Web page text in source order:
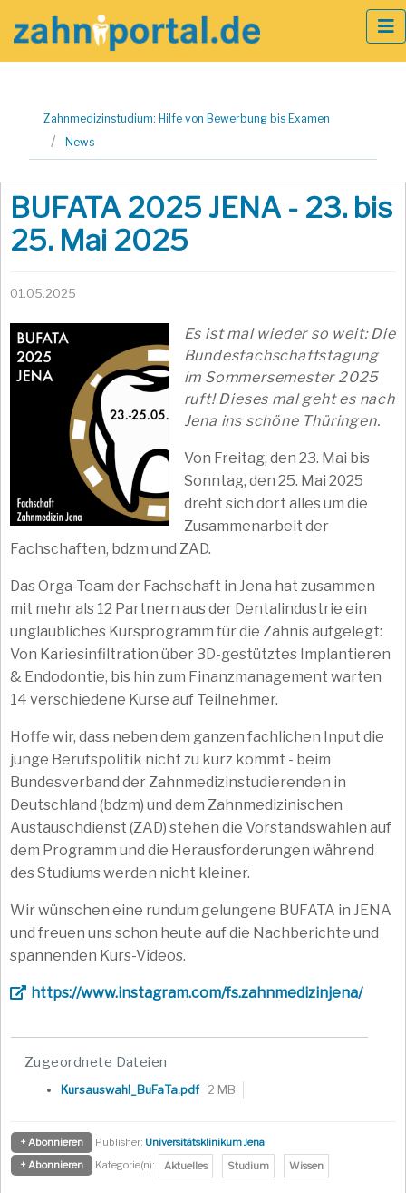
springen
Zahnmedizinstudium: Hilfe von Bewerbung bis Examen
News
BUFATA 2025 JENA - 23. bis
25. Mai 2025
01.05.2025
Es ist mal wieder so weit: Die
Bundesfachschaftstagung
im Sommersemester 2025
ruft! Dieses mal geht es nach
Jena ins schöne Thüringen.
Von Freitag, den 23. Mai bis
Sonntag, den 25. Mai 2025
dreht sich dort alles um die
Zusammenarbeit der
Fachschaften, bdzm und ZAD.
Das Orga-Team der Fachschaft in Jena hat zusammen
mit mehr als 12 Partnern aus der Dentalindustrie ein
unglaubliches Kursprogramm für die Zahnis aufgelegt:
Von Kariesinfiltration über 3D-gestütztes Implantieren
& Endodontie, bis hin zum Finanzmanagement warten
14 verschiedene Kurse auf Teilnehmer.
Hoffe wir, dass neben dem ganzen fachlichen Input die
junge Berufspolitik nicht zu kurz kommt - beim
Bundesverband der Zahnmedizinstudierenden in
Deutschland (bdzm) und dem Zahnmedizinischen
Austauschdienst (ZAD) stehen die Vorstandswahlen auf
dem Programm und die Herausforderungen während
des Studiums werden nicht kleiner.
Wir wünschen eine rundum gelungene BUFATA in JENA
und freuen uns schon heute auf die Nachberichte und
spannenden Kurs-Videos.
https://www.instagram.com/fs.zahnmedizinjena/
Zugeordnete Dateien
Kursauswahl_BuFaTa.pdf 2 MB
+ Abonnieren Publisher: Universitätsklinikum Jena
+ Abonnieren
Kategorie(n): Aktuelles Studium Wissen